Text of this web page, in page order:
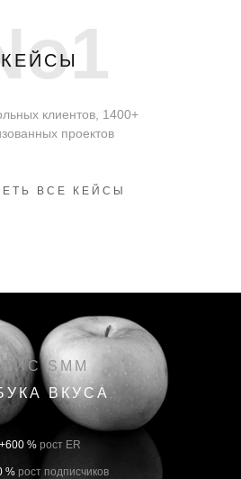
КЕЙСЫ
клиентов, 1400+
проектов
ВСЕ КЕЙСЫ
SMM
ВКУСА
+600 % рост ER
% рост подписчиков